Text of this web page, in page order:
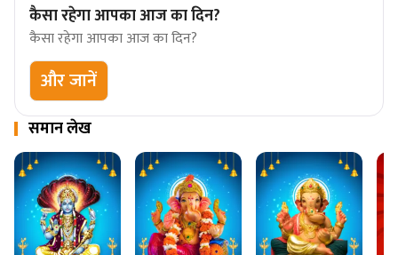
कैसा रहेगा आपका आज का दिन?
कैसा रहेगा आपका आज का दिन?
और जानें
समान लेख